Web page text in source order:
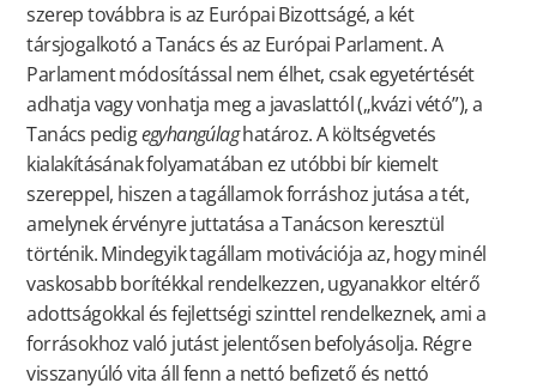
szerep továbbra is az Európai Bizottságé, a két
társjogalkotó a Tanács és az Európai Parlament. A
Parlament módosítással nem élhet, csak egyetértését
adhatja vagy vonhatja meg a javaslattól („kvázi vétó”), a
Tanács pedigegyhangúlaghatároz. A költségvetés
kialakításának folyamatában ez utóbbi bír kiemelt
szereppel, hiszen a tagállamok forráshoz jutása a tét,
amelynek érvényre juttatása a Tanácson keresztül
történik. Mindegyik tagállam motivációja az, hogy minél
vaskosabb borítékkal rendelkezzen, ugyanakkor eltérő
adottságokkal és fejlettségi szinttel rendelkeznek, ami a
forrásokhoz való jutást jelentősen befolyásolja. Régre
visszanyúló vita áll fenn a nettó befizető és nettó